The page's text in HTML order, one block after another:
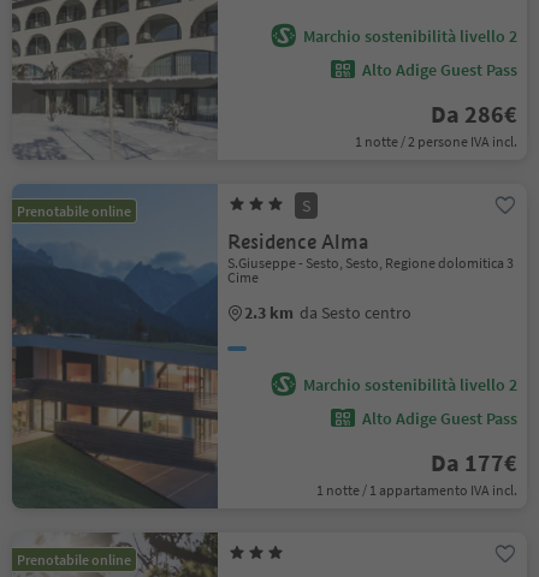
Marchio sostenibilità livello 2
Alto Adige Guest Pass
Da 286€
1 notte / 2 persone IVA incl.
Prenotabile online S
Residence Alma
S.Giuseppe - Sesto, Sesto, Regione dolomitica 3
Cime
2.3 km da Sesto centro
Marchio sostenibilità livello 2
Alto Adige Guest Pass
Da 177€
1 notte / 1 appartamento IVA incl.
Prenotabile online